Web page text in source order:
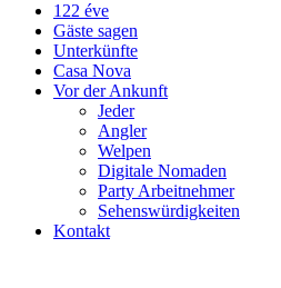
122 éve
Gäste sagen
Unterkünfte
Casa Nova
Vor der Ankunft
Jeder
Angler
Welpen
Digitale Nomaden
Party Arbeitnehmer
Sehenswürdigkeiten
Kontakt